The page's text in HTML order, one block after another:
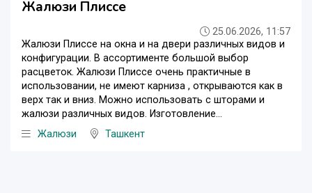
Жалюзи Плиссе
25.06.2026, 11:57
Жалюзи Плиссе на окна и на двери различных видов и
конфигурации. В ассортименте большой выбор
расцветок. Жалюзи Плиссе очень практичные в
использовании, не имеют карниза , открываются как в
верх так и вниз. Можно использовать с шторами и
жалюзи различных видов. Изготовление...
Жалюзи
Ташкент